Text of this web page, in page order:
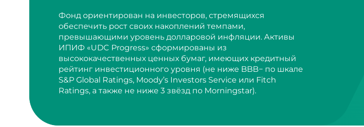
Фонд ориентирован на инвесторов, стремящихся
обеспечить рост своих накоплений темпами,
превышающими уровень долларовой инфляции. Активы
ИПИФ «UDC Progress» сформированы из
высококачественных ценных бумаг, имеющих кредитный
рейтинг инвестиционного уровня (не ниже BBB− по шкале
S&P Global Ratings, Moody’s Investors Service или Fitch
Ratings, а также не ниже 3 звёзд по Morningstar).